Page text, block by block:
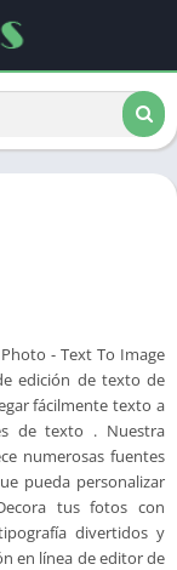
- Text To Image
edición de texto de
fácilmente texto a
de texto . Nuestra
numerosas fuentes
pueda personalizar
tus fotos con
divertidos y
en línea de editor de